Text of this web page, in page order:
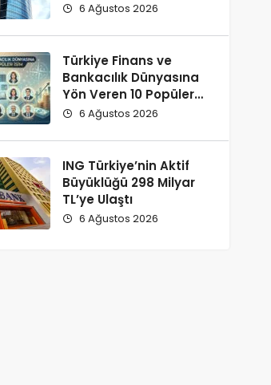
6 Ağustos 2026
Türkiye Finans ve
Bankacılık Dünyasına
Yön Veren 10 Popüler
İsim6 Ağustos 2026
ING Türkiye’nin Aktif
Büyüklüğü 298 Milyar
TL’ye Ulaştı
6 Ağustos 2026